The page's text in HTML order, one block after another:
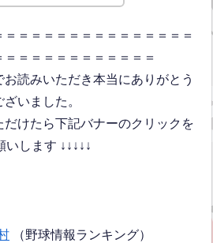
＝＝＝＝＝＝＝＝＝＝＝＝＝＝＝
＝＝＝＝＝＝＝＝＝＝＝＝
読みいただき本当にありがとう
ざいました。
けたら下記バナーのクリックを
いします ↓↓↓↓↓
（野球情報ランキング）